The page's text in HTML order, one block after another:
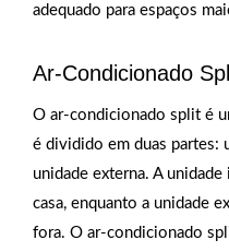
adequado para espaços
Ar-Condicionado
O ar-condicionado split é
é dividido em duas partes:
unidade externa. A
casa, enquanto a unidade
fora. O ar-condicionado